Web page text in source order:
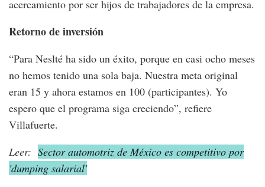
acercamiento por ser hijos de trabajadores de la empresa.
Retorno de inversión
“Para Neslté ha sido un éxito, porque en casi ocho meses
no hemos tenido una sola baja. Nuestra meta original
eran 15 y ahora estamos en 100 (participantes). Yo
espero que el programa siga creciendo”, refiere
Villafuerte.
Leer: Sector automotriz de México es competitivo por
'dumping salarial'